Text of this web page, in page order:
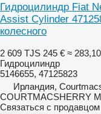
Гидроцилиндр Fiat
Assist Cylinder
колесного
2 609 TJS 245 € ≈
Гидроцилиндр
5146655, 47125823
Ирландия,
COURTMACSHERRY
Связаться с продавцом